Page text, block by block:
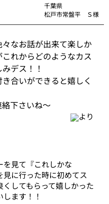
千葉県
松戸市常盤平 Ｓ様
なお話が出来て楽しか
れからどのようなカス
デス！！
合いができると嬉しく
絡下さいね～
より
見て『これしかな
に行った時に初めてス
してもらって嬉しかった
ます！！